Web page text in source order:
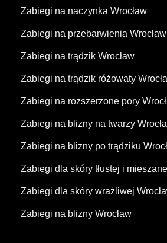
Zabiegi na naczynka Wrocław
Zabiegi na przebarwienia Wrocław
Zabiegi na trądzik Wrocław
Zabiegi na trądzik różowaty
Zabiegi na rozszerzone pory
Zabiegi na blizny na twarzy
Zabiegi na blizny po trądziku
Zabiegi dla skóry tłustej i
Zabiegi dla skóry wrażliwej
Zabiegi na blizny Wrocław